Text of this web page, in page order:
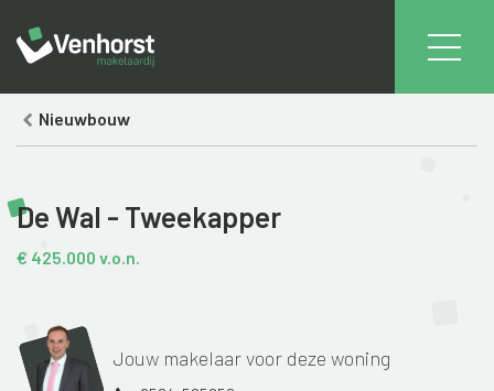
HomeAanbod
Koopaanbod
Nieuwbouw
Wal
De Wal - Tweekapper
€ 425.000 v.o.n.
Jouw makelaar voor deze woning